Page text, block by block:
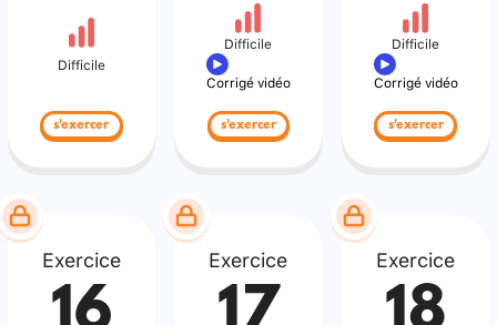
Difficile
s'exercer
Difficile
Corrigé vidéo
s'exercer
Difficile
Corrigé vidéo
s'exercer
Exercice Exercice Exercice